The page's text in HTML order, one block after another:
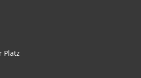
Platz